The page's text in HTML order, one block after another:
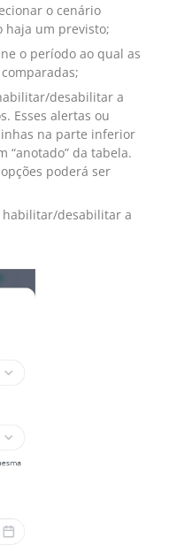
o cenário
haja um previsto;
o período ao qual as
desabilitar a
Esses alertas ou
na parte inferior
“anotado” da tabela.
poderá ser
habilitar/desabilitar a